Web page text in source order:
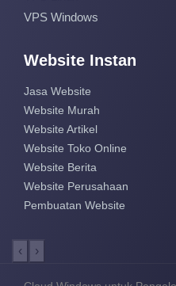
VPS Windows
Website Instan
Jasa Website
Website Murah
Website Artikel
Website Toko Online
Website Berita
Website Perusahaan
Pembuatan Website
‹ ›